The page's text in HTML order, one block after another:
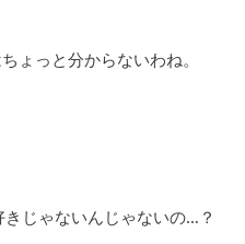
ょっと分からないわね。
じゃないんじゃないの…？